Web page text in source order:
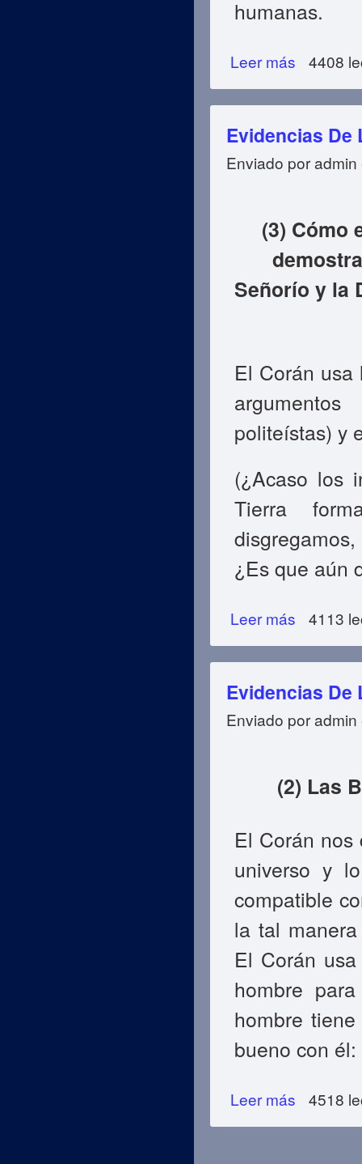
humanas.
Leer más sobre
4408
Evidencias De
Enviado poradmin
(3) Cómo
Señorío y la
El Corán
politeístas) y
(¿Acaso los
Tierra
¿Es que aún
Leer más sobre
4113
Evidencias De
Enviado poradmin
(2) Las
El Corán
universo y
compatible
la tal
El Corán
hombre
hombre
bueno con él:
Leer más sobre
4518